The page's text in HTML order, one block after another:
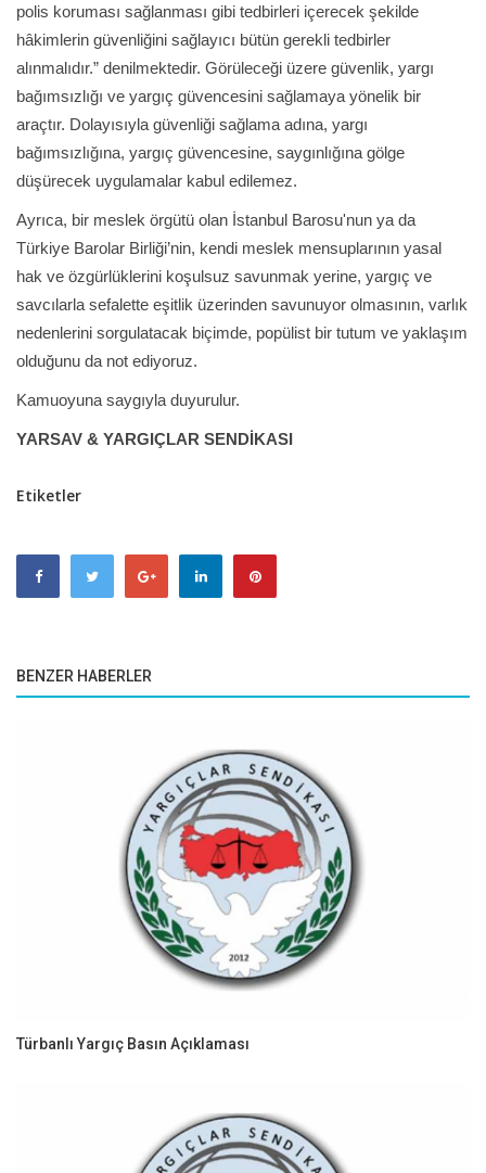
polis koruması sağlanması gibi tedbirleri içerecek şekilde
hâkimlerin güvenliğini sağlayıcı bütün gerekli tedbirler
alınmalıdır.” denilmektedir. Görüleceği üzere güvenlik, yargı
bağımsızlığı ve yargıç güvencesini sağlamaya yönelik bir
araçtır. Dolayısıyla güvenliği sağlama adına, yargı
bağımsızlığına, yargıç güvencesine, saygınlığına gölge
düşürecek uygulamalar kabul edilemez.
Ayrıca, bir meslek örgütü olan İstanbul Barosu'nun ya da
Türkiye Barolar Birliği’nin, kendi meslek mensuplarının yasal
hak ve özgürlüklerini koşulsuz savunmak yerine, yargıç ve
savcılarla sefalette eşitlik üzerinden savunuyor olmasının, varlık
nedenlerini sorgulatacak biçimde, popülist bir tutum ve yaklaşım
olduğunu da not ediyoruz.
Kamuoyuna saygıyla duyurulur.
YARSAV & YARGIÇLAR SENDİKASI
Etiketler
BENZER HABERLER
Türbanlı Yargıç Basın Açıklaması